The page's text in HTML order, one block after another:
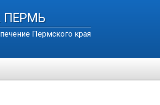
ПЕРМЬ
Пермского края